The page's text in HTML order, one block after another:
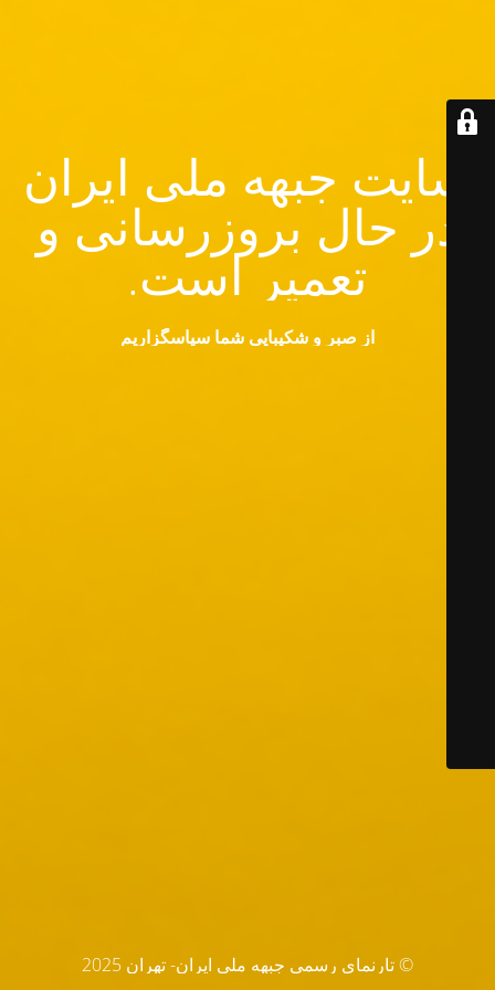
سایت جبهه ملی ایران
در حال بروزرسانی و
تعمیر است.
از صبر و شکیبایی شما سپاسگزاریم
© تارنماي رسمي جبهه ملي ايران- تهران 2025